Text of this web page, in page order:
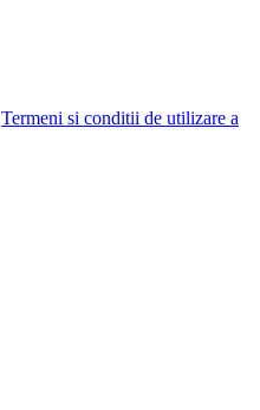
Termeni si conditii de utilizare a